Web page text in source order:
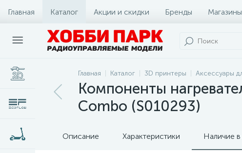
Главная Каталог Акции и скидки Бренды Магазины
Главная Каталог 3D принтеры Аксессуары
Компоненты
Combo (S010293)
Описание Характеристики Наличие в